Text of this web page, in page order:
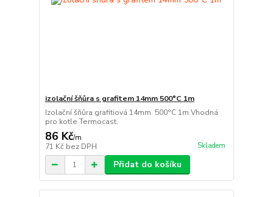
izolační šňůra s grafitem 14mm 500°C 1m
Izolační šňůra grafitiová 14mm 500°C 1m Vhodná
pro kotle Termocast.
86 Kč/m
71 Kč bez DPH Skladem
Přidat do košíku